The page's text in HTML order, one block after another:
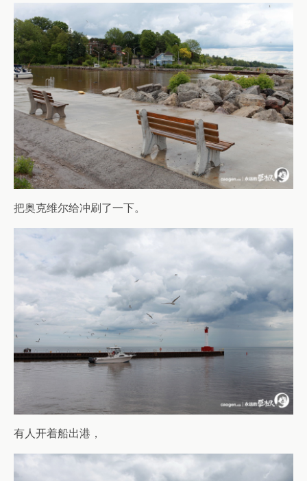
把奥克维尔给冲刷了一下。
有人开着船出港，